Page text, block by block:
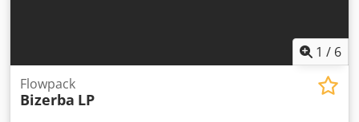
1 / 6
Flowpack
Bizerba LP